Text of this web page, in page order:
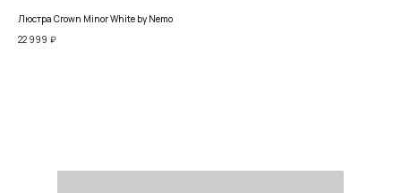
Люстра Crown Minor White by Nemo
22 999 ₽